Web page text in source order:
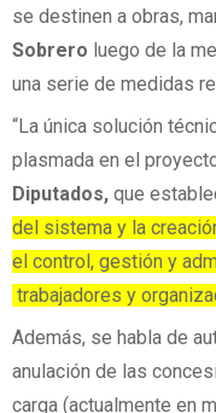
se destinen a obras,
Sobrero luego de la
una serie de medidas
“La única solución
plasmada en el
Diputados, que
del sistema y la
el control, gestión y
trabajadores y
Además, se habla de
anulación de las
carga (actualmente en